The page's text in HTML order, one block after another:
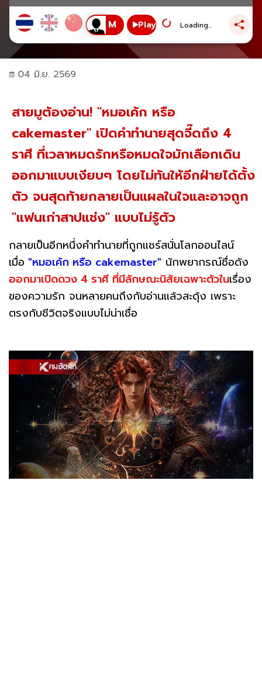
Play Loading...
04 มิ.ย. 2569
สายมูต้องอ่าน! "หมอเค้ก หรือ
cakemaster" เปิดคำทำนายสุดจี๊ดถึง 4
ราศี ที่เวลาหมดรักหรือหมดใจมักเลือกเดิน
ออกมาแบบเงียบๆ โดยไม่ทันให้อีกฝ่ายได้ตั้ง
ตัว จนสุดท้ายกลายเป็นแผลในใจและอาจถูก
"แฟนเก่าสาปแช่ง" แบบไม่รู้ตัว
กลายเป็นอีกหนึ่งคำทำนายที่ถูกแชร์สนั่นโลกออนไลน์
เมื่อ "หมอเค้ก หรือ cakemaster" นักพยากรณ์ชื่อดัง
ออกมาเปิดดวง 4 ราศี ที่มีลักษณะนิสัยเฉพาะตัวในเรื่อง
ของความรัก จนหลายคนถึงกับอ่านแล้วสะดุ้ง เพราะ
ตรงกับชีวิตจริงแบบไม่น่าเชื่อ